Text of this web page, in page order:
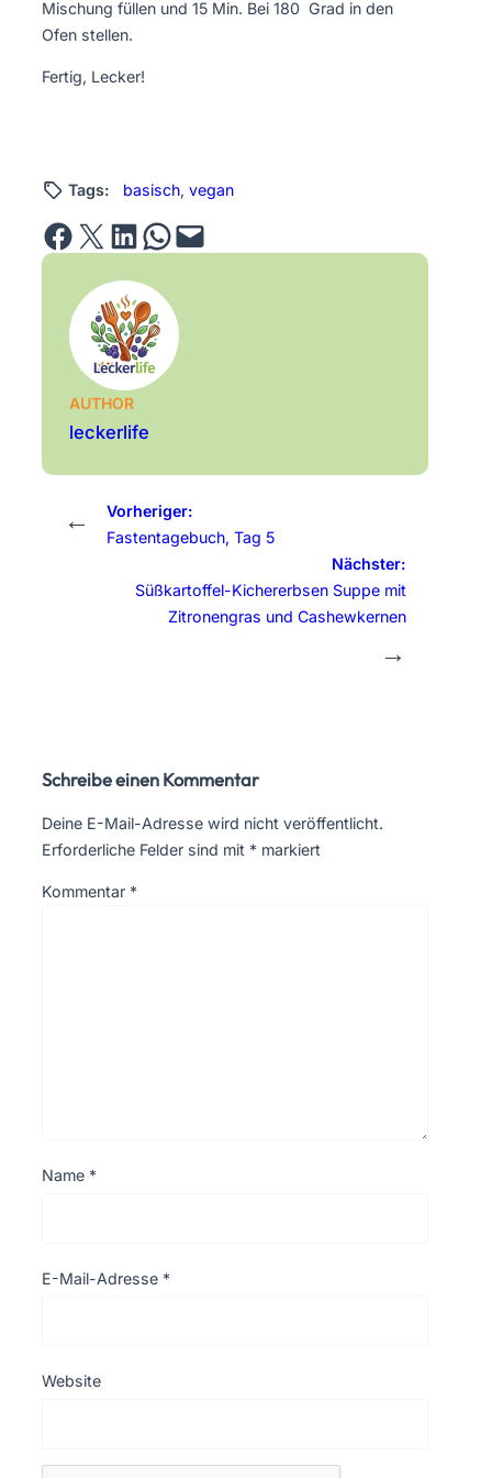
Mischung füllen und 15 Min. Bei 180 Grad in den
Ofen stellen.
Fertig, Lecker!
Tags: basisch, vegan
Share on Facebook Email this Page Share on LinkedIn Share on WhatsApp Email this Page
AUTHOR
leckerlife
←
Vorheriger:
Fastentagebuch, Tag 5
Nächster:
Süßkartoffel-Kichererbsen Suppe mit
Zitronengras und Cashewkernen
→
Schreibe einen Kommentar
Deine E-Mail-Adresse wird nicht veröffentlicht.
Erforderliche Felder sind mit * markiert
Kommentar *
Name *
E-Mail-Adresse *
Website